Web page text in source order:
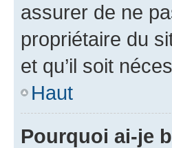
assurer de ne
propriétaire du
et qu’il soit
Haut
Pourquoi ai-je